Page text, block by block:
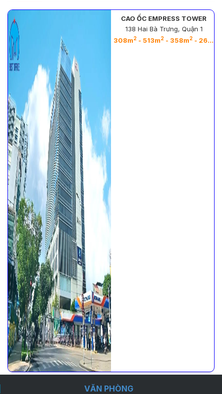
CAO ỐC EMPRESS TOWER
138 Hai Bà Trưng, Quận 1
308m2 - 513m2 - 358m2 - 263m
VĂN PHÒNG